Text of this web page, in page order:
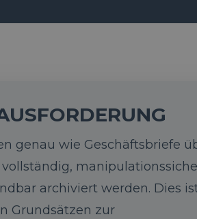
genau wie Geschäftsbriefe
archiviert werden. Dies
Grundsätzen zur